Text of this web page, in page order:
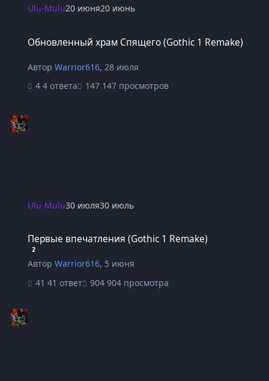
Ulu-Mulu20 июня20 июнь
Обновленный храм Cпящего (Gothic 1 Remake)
АвторWarrior616, 28 июля
4 ответа
147 просмотров
Ulu-Mulu30 июля30 июль
Первые впечатления (Gothic 1 Remake)
2
АвторWarrior616, 5 июня
41 ответ
904 просмотра